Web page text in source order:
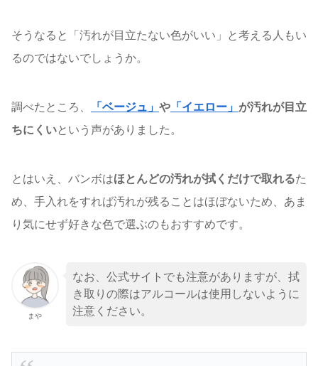
そうなると「汚れが目立たない色がいい」と考える人もい
るのではないでしょうか。
調べたところ、 「ベージュ」 や 「イエロー」 が汚れが目立
ちにくいという声がありました。
とはいえ、バンボはほとんどの汚れが拭くだけで取れるた
め、手入れをすれば汚れが残ることはほぼないため、あま
り気にせず好きな色で選ぶのもおすすめです。
まや
なお、公式サイトでも注意がありますが、拭
き取りの際はアルコールは使用しないように
注意ください。